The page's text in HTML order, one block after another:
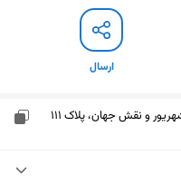
ارسال
اصفهان، ملت، 17 شهریور، بین میدان 17 شهریور و نقش جهان، پلاک 111